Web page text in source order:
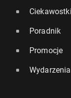
Ciekawostki
Poradnik
Promocje
Wydarzenia